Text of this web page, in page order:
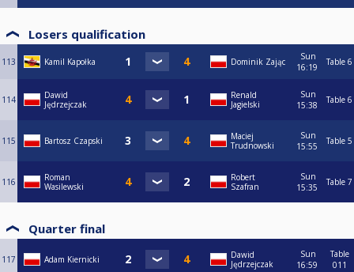
Losers qualification
113 Kamil Kapołka Dominik Zając
Sun
16:19
Table 6
114
Dawid
Jędrzejczak
Renald
Jagielski
Sun
15:38
Table 6
115 Bartosz Czapski
Maciej
Trudnowski
Sun
15:55
Table 5
116
Roman
Wasilewski
Robert
Szafran
Sun
15:35
Table 7
Quarter final
117 Adam Kiernicki
Dawid
Jędrzejczak
Sun
16:59
Table
011